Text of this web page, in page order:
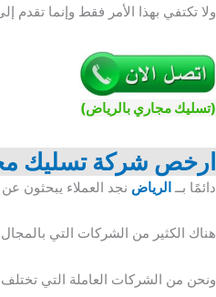
ولا تكتفي بهذا الأمر فقط وإنما
(تسليك مجاري بالرياض)
ارخص شركة تسليك
دائمًا بــ الرياض نجد العملاء يبحثون
هناك الكثير من الشركات التي
ونحن من الشركات العاملة التي